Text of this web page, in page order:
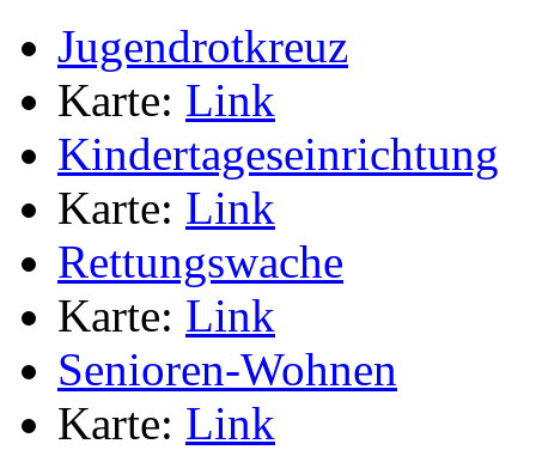
Jugendrotkreuz
Karte: Link
Kindertageseinrichtung
Karte: Link
Rettungswache
Karte: Link
Senioren-Wohnen
Karte: Link